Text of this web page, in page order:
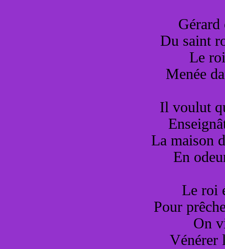
Gérard
Du saint
Le
Menée
Il voulut
La maison
En
Le roi
Pour
On
Vénérer